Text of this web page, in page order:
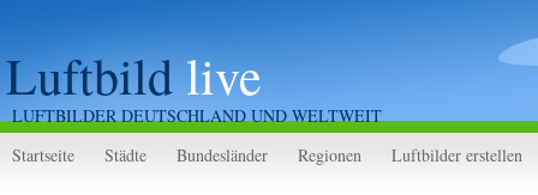
Luftbildlive
LUFTBILDER DEUTSCHLAND UND WELTWEIT
Startseite
Städte Bundesländer Regionen Luftbilder erstellen